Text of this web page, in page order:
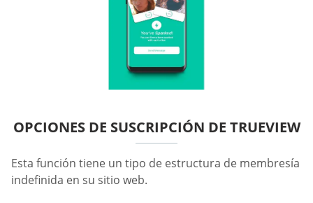
OPCIONES DE SUSCRIPCIÓN DE TRUEVIEW
Esta función tiene un tipo de estructura de membresía
indefinida en su sitio web.